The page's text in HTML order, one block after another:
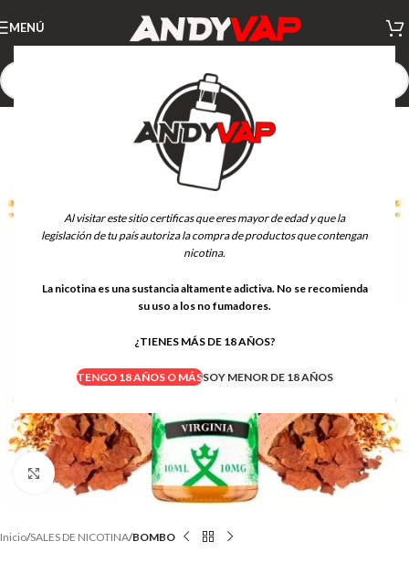
Al visitar este sitio certificas que eres mayor de edad y que la
legislación de tu país autoriza la compra de productos que contengan
nicotina.
La nicotina es una sustancia altamente adictiva. No se recomienda
su uso a los no fumadores.
¿TIENES MÁS DE 18 AÑOS?
TENGO 18 AÑOS O MÁSSOY MENOR DE 18 AÑOS
MENÚ
Clic para ampliar
Inicio SALES DE NICOTINA BOMBO